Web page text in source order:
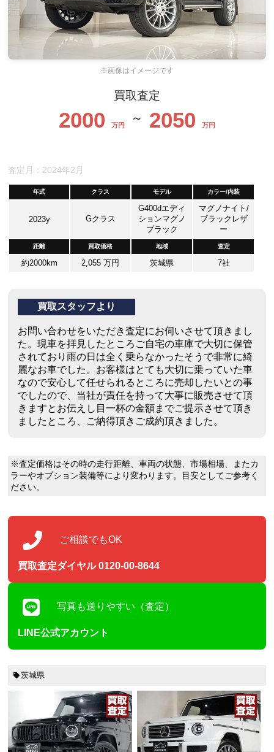
※画像はイメージです
買取査定
2000 万円
～ 2050 万円
査定月：2024年2月
年式 クラス モデル カラー/内装
2023y Gクラス
G400dエディ
ションマグノ
ブラック
マグノナイト/
ブラックレザ
ー
距離 買取価格 地域 査定
約2000km 2,055 万円 茨城県 7社
買取スタッフより
お問い合わせをいただき査定にお伺いさせて頂きまし
た。現車を拝見したところご自宅の車庫で大切に保管
されており雨の日は全く乗らなかったそうで非常に綺
麗なお車でした。お客様はとても大切に乗っていた車
なので安心して任せられるところに売却したいとの事
でしたので、当社が責任を持って大事に販売させて頂
きますとお伝えし目一杯の金額までご提示させて頂き
ましたところ、ご納得頂きご成約頂きました。
※査定価格はその時の走行距離、車両の状態、市場相場、またカ
ラーやオプション装備等により変わります。目安としてご参考く
ださい。
ご相談でもOK
買取査定ダイヤル 0120-00-8644
写真も送りやすい（査定）
LINE公式アカウント
茨城県